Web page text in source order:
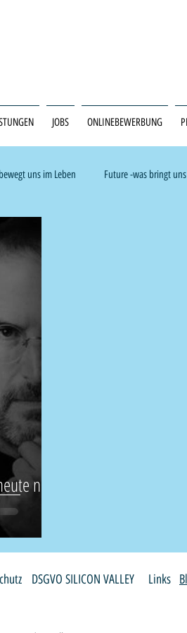
JOBS ONLINEBEWERBUNG
uns im Leben Future -was bringt
noch
DSGVO SILICON VALLEY Links